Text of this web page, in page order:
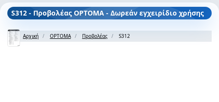
S312 - Προβολέας OPTOMA - Δωρεάν εγχειρίδιο χρήσης
Αρχική OPTOMA Προβολέας S312